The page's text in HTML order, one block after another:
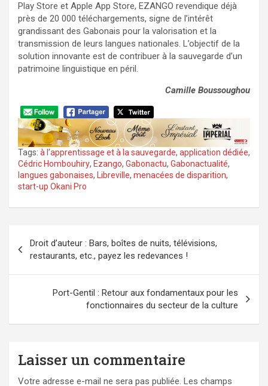
Play Store et Apple App Store, EZANGO revendique déjà
près de 20 000 téléchargements, signe de l’intérêt
grandissant des Gabonais pour la valorisation et la
transmission de leurs langues nationales. L’objectif de la
solution innovante est de contribuer à la sauvegarde d’un
patrimoine linguistique en péril.
Camille Boussoughou
Tags: à l’apprentissage et à la sauvegarde, application dédiée,
Cédric Hombouhiry, Ezango, Gabonactu, Gabonactualité,
langues gabonaises, Libreville, menacées de disparition,
start-up Okani Pro
de
l’article
Droit d’auteur : Bars, boîtes de nuits, télévisions,
restaurants, etc., payez les redevances !
Port-Gentil : Retour aux fondamentaux pour les
fonctionnaires du secteur de la culture
Laisser un commentaire
Votre adresse e-mail ne sera pas publiée. Les champs